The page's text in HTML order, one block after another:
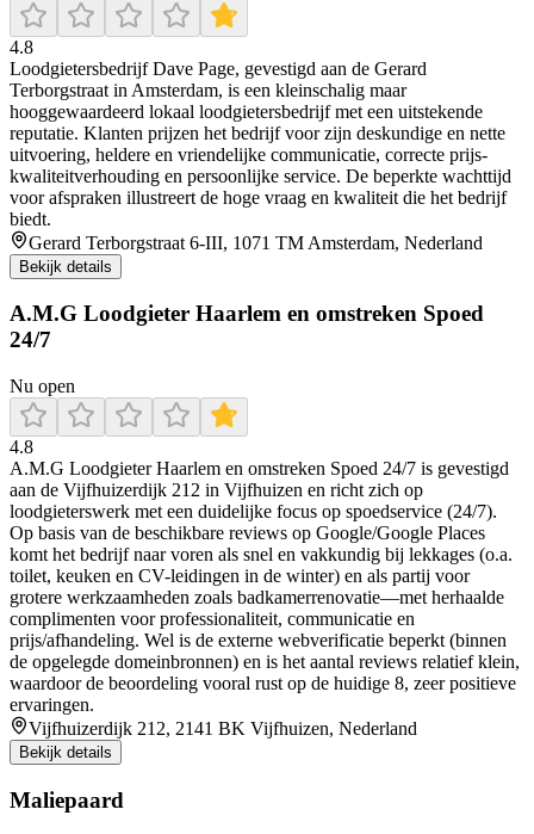
4.8
Loodgietersbedrijf Dave Page, gevestigd aan de Gerard
Terborgstraat in Amsterdam, is een kleinschalig maar
hooggewaardeerd lokaal loodgietersbedrijf met een uitstekende
reputatie. Klanten prijzen het bedrijf voor zijn deskundige en nette
uitvoering, heldere en vriendelijke communicatie, correcte prijs-
kwaliteitverhouding en persoonlijke service. De beperkte wachttijd
voor afspraken illustreert de hoge vraag en kwaliteit die het bedrijf
biedt.
Gerard Terborgstraat 6-III, 1071 TM Amsterdam, Nederland
Bekijk details
A.M.G Loodgieter Haarlem en omstreken Spoed
24/7
Nu open
4.8
A.M.G Loodgieter Haarlem en omstreken Spoed 24/7 is gevestigd
aan de Vijfhuizerdijk 212 in Vijfhuizen en richt zich op
loodgieterswerk met een duidelijke focus op spoedservice (24/7).
Op basis van de beschikbare reviews op Google/Google Places
komt het bedrijf naar voren als snel en vakkundig bij lekkages (o.a.
toilet, keuken en CV-leidingen in de winter) en als partij voor
grotere werkzaamheden zoals badkamerrenovatie—met herhaalde
complimenten voor professionaliteit, communicatie en
prijs/afhandeling. Wel is de externe webverificatie beperkt (binnen
de opgelegde domeinbronnen) en is het aantal reviews relatief klein,
waardoor de beoordeling vooral rust op de huidige 8, zeer positieve
ervaringen.
Vijfhuizerdijk 212, 2141 BK Vijfhuizen, Nederland
Bekijk details
Maliepaard